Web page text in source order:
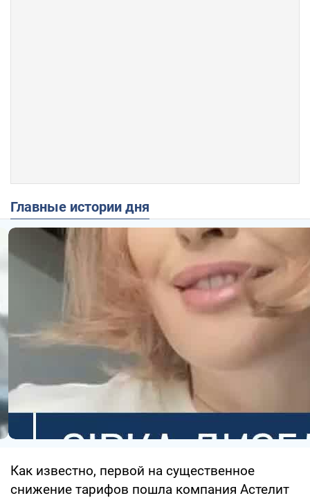
Главные истории дня
Как известно, первой на существенное
снижение тарифов пошла компания Астелит